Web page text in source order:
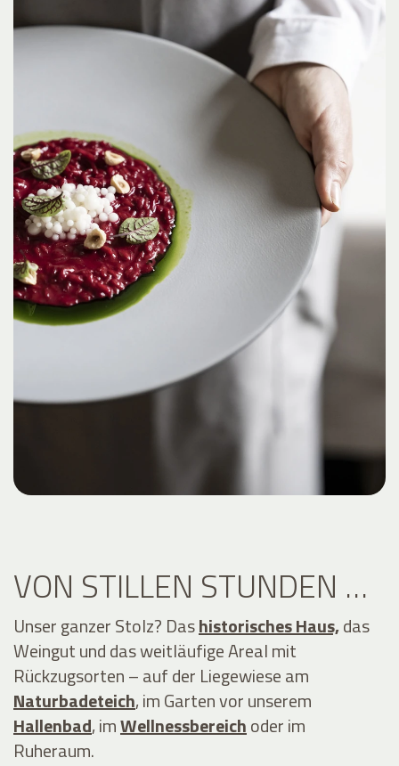
VON STILLEN STUNDEN …
Unser ganzer Stolz? Dashistorisches Haus,das
Weingut und das weitläufige Areal mit
Rückzugsorten – auf der Liegewiese am
Naturbadeteich, im Garten vor unserem
Hallenbad, imWellnessbereichoder im
Ruheraum.